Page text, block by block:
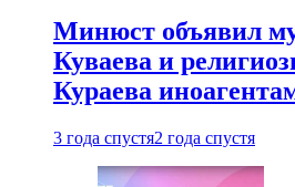
Минюст объявил
Куваева и
Кураева
3 года спустя2 года спустя